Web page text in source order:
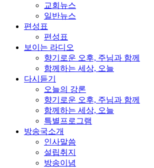
교회뉴스
일반뉴스
편성표
편성표
보이는 라디오
향기로운 오후, 주님과 함께
함께하는 세상, 오늘
다시듣기
오늘의 강론
향기로운 오후, 주님과 함께
함께하는 세상, 오늘
특별프로그램
방송국소개
인사말씀
설립취지
방송이념